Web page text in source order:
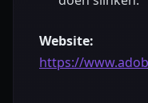
Website:
https://